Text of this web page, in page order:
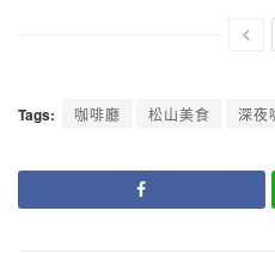
Tags: 咖啡廳 松山美食 深夜